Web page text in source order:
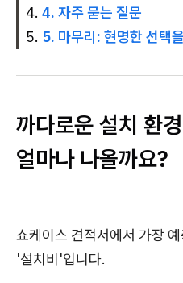
4. 자주 묻는 질문
5. 마무리: 현명한 선택
까다로운 설치 환
얼마나 나올까요?
쇼케이스 견적서에서 가장
'설치비'입니다.